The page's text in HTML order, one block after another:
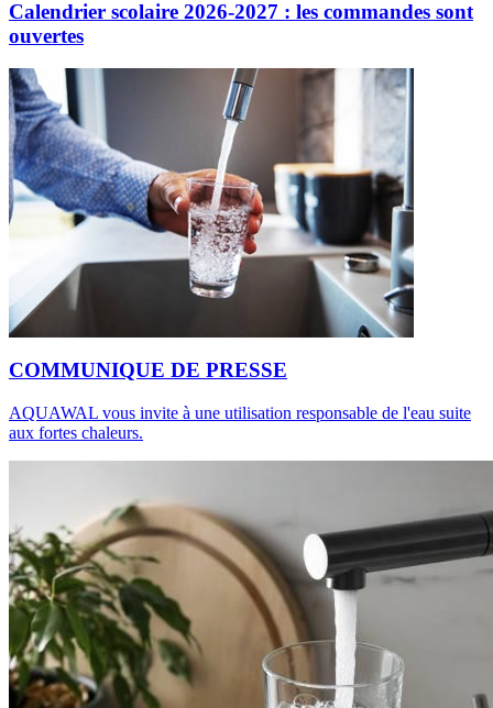
Calendrier scolaire 2026-2027 : les commandes sont
ouvertes
COMMUNIQUE DE PRESSE
AQUAWAL vous invite à une utilisation responsable de l'eau suite
aux fortes chaleurs.